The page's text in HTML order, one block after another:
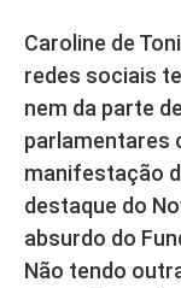
Caroline de
redes sociais
nem da parte
parlamentares
manifestação
destaque do
absurdo do
Não tendo